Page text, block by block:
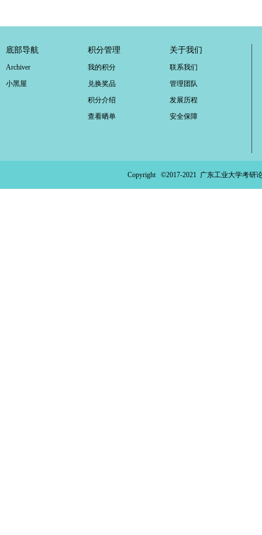
底部导航
Archiver
小黑屋
积分管理
我的积分
兑换奖品
积分介绍
查看晒单
关于我们
联系我们
管理团队
发展历程
安全保障
Copyright ©2017-2021 广东工业大学考研